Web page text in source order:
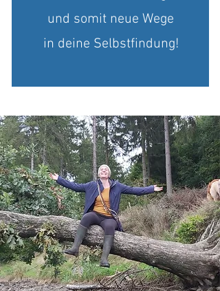
und somit neue Wege
in deine Selbstfindung!